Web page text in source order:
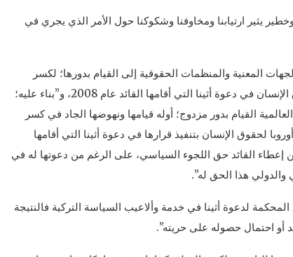
يثير ارتيابنا ومخاوفنا وشكوكنا حول الأمر الذي يجري في
المعنية والمنظمات الحقوقية إلى القيام بدورها؛ لكسر
العزلة والمطالبة بتنفيذ قرار المحكمة الأوروبية لحقوق الإنسان في دعوة أثينا التي أقامها القائد عام 2008، و”بناء عليه؛
القيام بدور مزدوج؛ أوله قيامها ونهوضها الجاد في كسر
لحقوق الإنسان بتنفيذ قرارها في دعوة أثينا التي أقامها
اليونان عن إعطاء القائد حق اللجوء السياسي، على الرغم من دعوتها له في
لدعوة أثينا في خدمة وألاعيب السياسة التركية فالنتيجة
أو احتمال حصوله على حريته”.